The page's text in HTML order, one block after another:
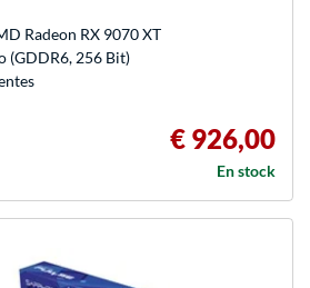
Radeon RX 9070 XT
(GDDR6, 256 Bit)
€ 926,00
En stock